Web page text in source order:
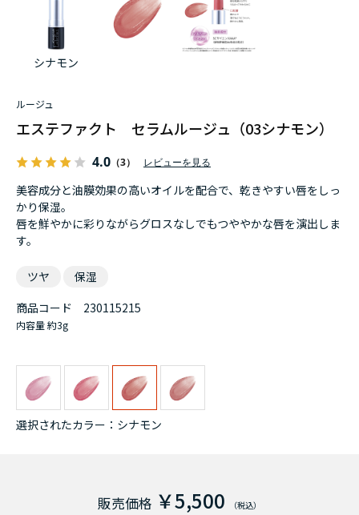
シナモン
エステファクト セラムルージュ（03シナモン）
4.0 （3） レビューを見る
ルージュ
￥5,500
商品コード 230115215
内容量約3g
選択されたカラー：シナモン
美容成分と油膜効果の高いオイルを配合で、乾きやすい唇をしっ
かり保湿。
唇を鮮やかに彩りながらグロスなしでもつややかな唇を演出しま
す。
ツヤ 保湿